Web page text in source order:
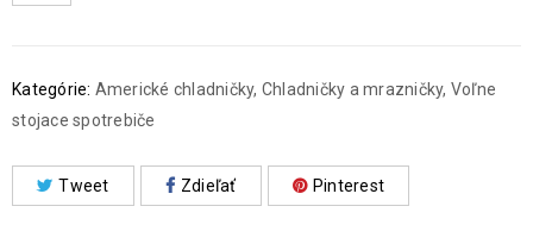
Kategórie: Americké chladničky, Chladničky a mrazničky, Voľne
stojace spotrebiče
Tweet Zdieľať Pinterest